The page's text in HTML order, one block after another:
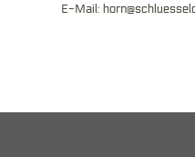
E-Mail: